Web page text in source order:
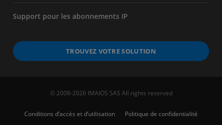
Support pour les abonnements IP
TROUVEZ VOTRE SOLUTION
© 2008-2026 IMAIOS SAS All rights reserved
Conditions d’accès et d’utilisation Politique de confidentialité